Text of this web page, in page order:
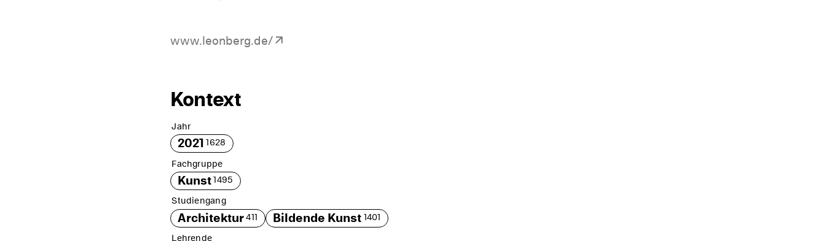
www.leonberg.de/
Kontext
Jahr
2021 1628
Fachgruppe
Kunst1495
Studiengang
Architektur411 Bildende Kunst 1401
Lehrende